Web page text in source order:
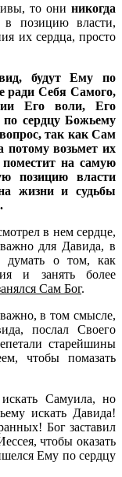
то они никогда
в позицию власти,
их сердца, просто
будут Ему по
ради Себя Самого,
Его воли, Его
сердцу Божьему
так как Сам
потому возьмет их
на самую
позицию власти
жизни и судьбы
в нем сердце,
для Давида, в
о том, как
и занять более
Сам Бог.
в том смысле,
послал Своего
старейшины
чтобы помазать
Самуила, но
искать Давида!
Бог заставил
чтобы оказать
Ему по сердцу